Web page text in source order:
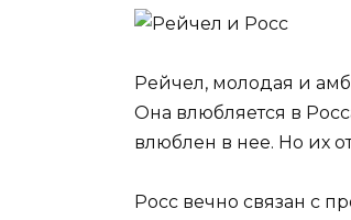
Рейчел, молодая и
Она влюбляется в
влюблен в нее. Но их
Росс вечно связан с